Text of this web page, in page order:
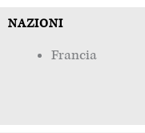
NAZIONI
Francia